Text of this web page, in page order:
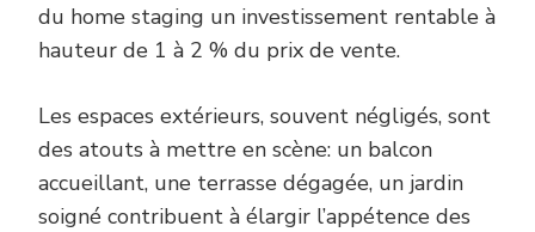
du home staging un investissement rentable à
hauteur de 1 à 2 % du prix de vente.
Les espaces extérieurs, souvent négligés, sont
des atouts à mettre en scène: un balcon
accueillant, une terrasse dégagée, un jardin
soigné contribuent à élargir l’appétence des